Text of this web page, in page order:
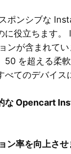
ポンシブな
に役立ちます
ンが含まれて
50 を超える柔
べてのデバイス
な Opencart
ン率を向上させ